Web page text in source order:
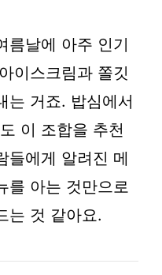
름날에 아주 인기
이스크림과 쫄깃
는 거죠. 밥심에서
이 조합을 추천
들에게 알려진 메
를 아는 것만으로
는 것 같아요.